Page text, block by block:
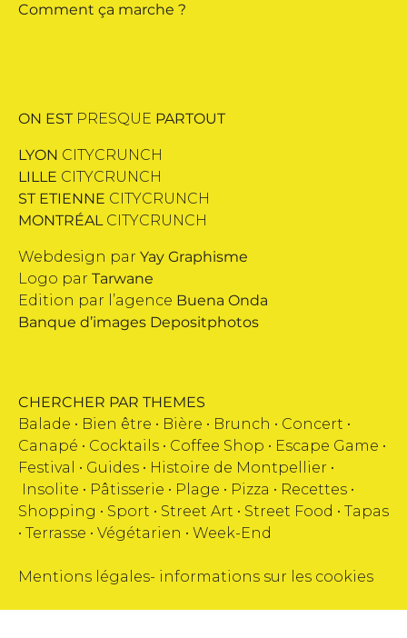
Comment ça marche ?
ON EST PRESQUE PARTOUT
LYON CITYCRUNCH
LILLE CITYCRUNCH
ST ETIENNE CITYCRUNCH
MONTRÉALCITYCRUNCH
Webdesign par Yay Graphisme
Logo par Tarwane
Edition par l’agence Buena Onda
Banque d’images Depositphotos
CHERCHER PAR THEMES
Balade • Bien être • Bière • Brunch • Concert •
Canapé • Cocktails • Coffee Shop • Escape Game •
Festival
• Guides • Histoire de Montpellier •
Insolite • Pâtisserie • Plage • Pizza • Recettes •
Shopping • Sport • Street Art • Street Food • Tapas
• Terrasse • Végétarien • Week-End
Mentions légales- informations sur les cookies